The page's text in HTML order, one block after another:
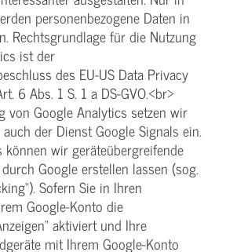
personenbezogene Daten in
Rechtsgrundlage für die Nutzung
ist der
des EU-US Data Privacy
6 Abs. 1 S. 1 a DS-GVO.<br>
von Google Analytics setzen wir
der Dienst Google Signals ein.
können wir geräteübergreifende
Google erstellen lassen (sog.
Sofern Sie in Ihren
Google-Konto die
aktiviert und Ihre
mit Ihrem Google-Konto